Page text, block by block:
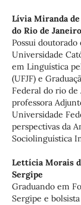
Lívia Miranda
do Rio de Janeiro
Possui
Universidade
em Linguística
(UFJF) e
Federal do rio de
professora
Universidade
perspectivas da
Sociolinguística
Lettícia Morais
Sergipe
Graduando em
Sergipe e